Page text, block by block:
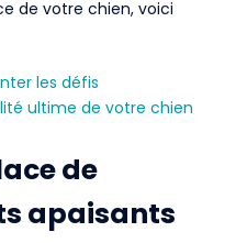
de votre chien, voici
les défis
ultime de votre chien
de
apaisants